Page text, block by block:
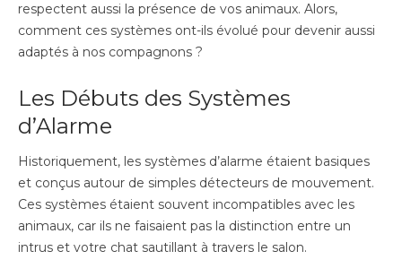
respectent aussi la présence de vos animaux. Alors,
comment ces systèmes ont-ils évolué pour devenir aussi
adaptés à nos compagnons ?
Les Débuts des Systèmes
d’Alarme
Historiquement, les systèmes d’alarme étaient basiques
et conçus autour de simples détecteurs de mouvement.
Ces systèmes étaient souvent incompatibles avec les
animaux, car ils ne faisaient pas la distinction entre un
intrus et votre chat sautillant à travers le salon.